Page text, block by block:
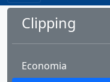
Clipping
Economia